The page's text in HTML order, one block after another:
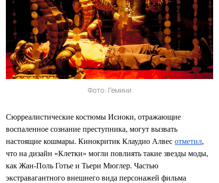
Фото: Гемини
Сюрреалистические костюмы Исиоки, отражающие
воспаленное сознание преступника, могут вызвать
настоящие кошмары. Кинокритик Клаудио Алвес отметил,
что на дизайн «Клетки» могли повлиять такие звезды моды,
как Жан-Поль Готье и Тьери Мюглер. Частью
экстравагантного внешнего вида персонажей фильма